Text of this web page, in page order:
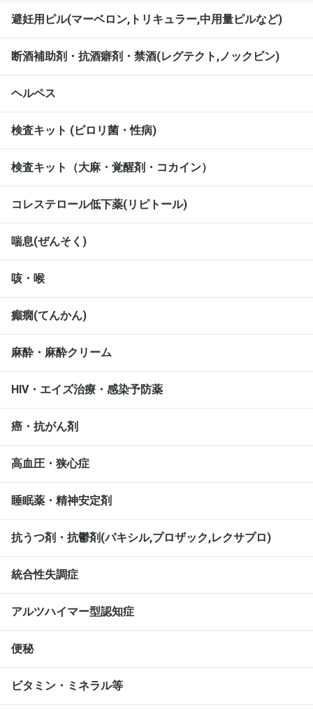
避妊用ピル(マーベロン,トリキュラー,中用量ピルなど)
断酒補助剤・抗酒癖剤・禁酒(レグテクト,ノックビン)
ヘルペス
検査キット (ピロリ菌・性病)
検査キット（大麻・覚醒剤・コカイン）
コレステロール低下薬(リピトール)
喘息(ぜんそく)
咳・喉
癲癇(てんかん)
麻酔・麻酔クリーム
HIV・エイズ治療・感染予防薬
癌・抗がん剤
高血圧・狭心症
睡眠薬・精神安定剤
抗うつ剤・抗鬱剤(パキシル,プロザック,レクサプロ)
統合性失調症
アルツハイマー型認知症
便秘
ビタミン・ミネラル等